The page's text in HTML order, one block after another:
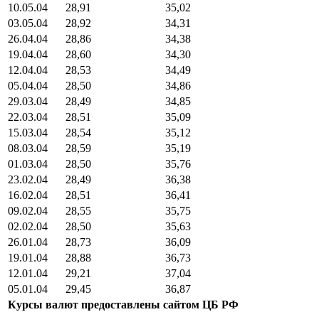
10.05.04
28,91
35,02
03.05.04
28,92
34,31
26.04.04
28,86
34,38
19.04.04
28,60
34,30
12.04.04
28,53
34,49
05.04.04
28,50
34,86
29.03.04
28,49
34,85
22.03.04
28,51
35,09
15.03.04
28,54
35,12
08.03.04
28,59
35,19
01.03.04
28,50
35,76
23.02.04
28,49
36,38
16.02.04
28,51
36,41
09.02.04
28,55
35,75
02.02.04
28,50
35,63
26.01.04
28,73
36,09
19.01.04
28,88
36,73
12.01.04
29,21
37,04
05.01.04
29,45
36,87
Курсы валют предоставлены сайтом ЦБ РФ